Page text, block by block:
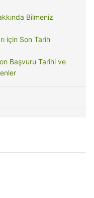
Bilmeniz
için Son Tarih
Başvuru Tarihi ve